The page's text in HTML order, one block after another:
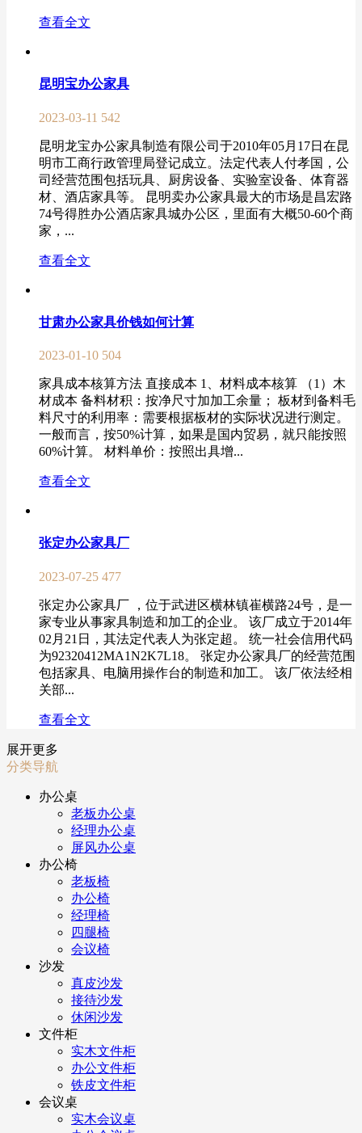
查看全文
昆明宝办公家具
2023-03-11 542
昆明龙宝办公家具制造有限公司于2010年05月17日在昆
明市工商行政管理局登记成立。法定代表人付孝国，公
司经营范围包括玩具、厨房设备、实验室设备、体育器
材、酒店家具等。 昆明卖办公家具最大的市场是昌宏路
74号得胜办公酒店家具城办公区，里面有大概50-60个商
家，...
查看全文
甘肃办公家具价钱如何计算
2023-01-10 504
家具成本核算方法 直接成本 1、材料成本核算 （1）木
材成本 备料材积：按净尺寸加加工余量； 板材到备料毛
料尺寸的利用率：需要根据板材的实际状况进行测定。
一般而言，按50%计算，如果是国内贸易，就只能按照
60%计算。 材料单价：按照出具增...
查看全文
张定办公家具厂
2023-07-25 477
张定办公家具厂 ，位于武进区横林镇崔横路24号，是一
家专业从事家具制造和加工的企业。 该厂成立于2014年
02月21日，其法定代表人为张定超。 统一社会信用代码
为92320412MA1N2K7L18。 张定办公家具厂的经营范围
包括家具、电脑用操作台的制造和加工。 该厂依法经相
关部...
查看全文
展开更多
分类导航
办公桌
老板办公桌
经理办公桌
屏风办公桌
办公椅
老板椅
办公椅
经理椅
四腿椅
会议椅
沙发
真皮沙发
接待沙发
休闲沙发
文件柜
实木文件柜
办公文件柜
铁皮文件柜
会议桌
实木会议桌